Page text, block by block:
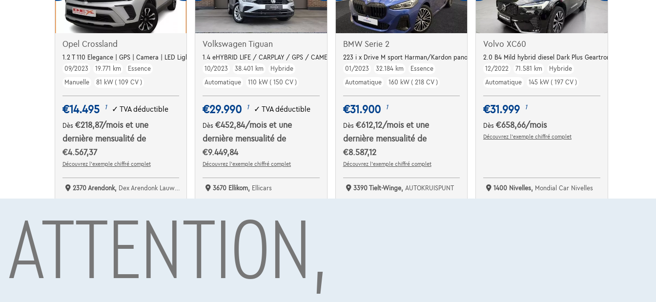
Opel Crossland
1.2 T 110 Elegance | GPS | Camera | LED Lights | Alu16 De Opel Crossland 1.2 Turbo Elegance (110 pk)
09/2023
19.771 km
Essence
Manuelle
81 kW ( 109 CV )
€14.495 1 ✓ TVA déductible
Dès €218,87/mois et une
dernière mensualité de
€4.567,37
Découvrez l’exemple chiffré complet
2370 Arendonk, Dex Arendonk Lauwers Cars bv
Voir le véhicule
Volkswagen Tiguan
1.4 eHYBRID LIFE / CARPLAY / GPS / CAMERA / LED
10/2023
38.401 km
Hybride
Automatique
110 kW ( 150 CV )
€29.990 1 ✓TVA déductible
Dès€452,84/moiset une
dernière mensualité de
€9.449,84
Découvrez l’exemple chiffré complet
3670 Ellikom, Ellicars
Voir le véhicule
BMW Serie 2
223 i x Drive M sport Harman/Kardon panodak dig.airco alu19
01/2023
32.184 km
Essence
Automatique
160 kW ( 218 CV )
€31.900 1
Dès €612,12/mois et une
dernière mensualité de
€8.587,12
Découvrez l’exemple chiffré complet
3390 Tielt-Winge, AUTOKRUISPUNT
Volvo XC60
2.0 B4 Mild hybrid diesel Dark Plus Geartronic
12/2022
71.581 km
Hybride
Automatique
145 kW ( 197 CV )
€31.999 1
Dès€658,66/mois
Découvrez l’exemple chiffré complet
1400 Nivelles, Mondial Car Nivelles
ATTENTION,